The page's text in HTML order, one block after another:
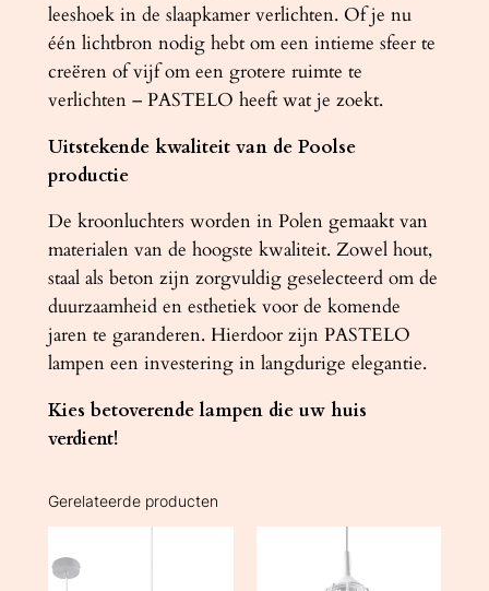
leeshoek in de slaapkamer verlichten. Of je nu
één lichtbron nodig hebt om een ​​intieme sfeer te
creëren of vijf om een ​​grotere ruimte te
verlichten – PASTELO heeft wat je zoekt.
Uitstekende kwaliteit van de Poolse
productie
De kroonluchters worden in Polen gemaakt van
materialen van de hoogste kwaliteit. Zowel hout,
staal als beton zijn zorgvuldig geselecteerd om de
duurzaamheid en esthetiek voor de komende
jaren te garanderen. Hierdoor zijn PASTELO
lampen een investering in langdurige elegantie.
Kies betoverende lampen die uw huis
verdient!
Gerelateerde producten